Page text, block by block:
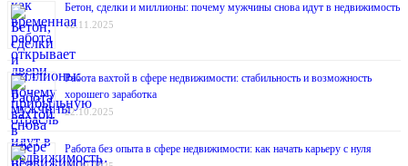
Бетон, сделки и миллионы: почему мужчины снова идут в недвижимость
12.11.2025
Работа вахтой в сфере недвижимости: стабильность и возможность
хорошего заработка
22.10.2025
Работа без опыта в сфере недвижимости: как начать карьеру с нуля